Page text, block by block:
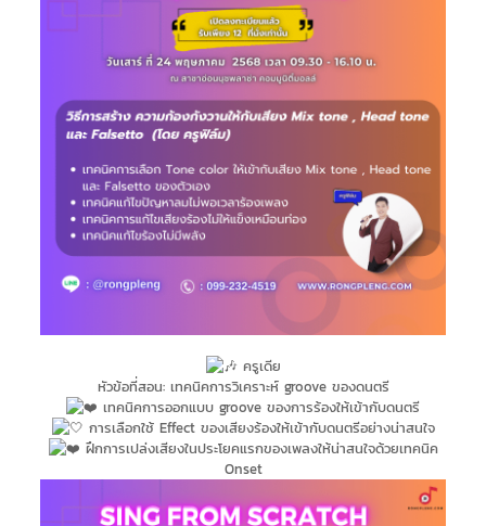
ครูเดีย
หัวข้อที่สอน: เทคนิคการวิเคราะห์ groove ของดนตรี
เทคนิคการออกแบบ groove ของการร้องให้เข้ากับดนตรี
การเลือกใช้ Effect ของเสียงร้องให้เข้ากับดนตรีอย่างน่าสนใจ
ฝึกการเปล่งเสียงในประโยคแรกของเพลงให้น่าสนใจด้วยเทคนิค
Onset